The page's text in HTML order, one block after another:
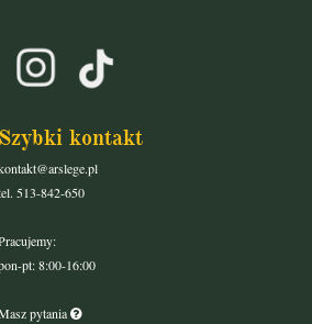
Szybki kontakt
513-842-650
pt: 8:00-16:00
pytania